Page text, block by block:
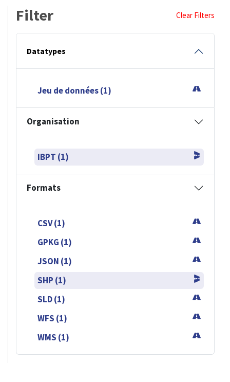
Filter Clear Filters
Datatypes
Jeu de données (1)
Organisation
IBPT (1)
Formats
CSV (1)
GPKG (1)
JSON (1)
SHP (1)
SLD (1)
WFS (1)
WMS (1)